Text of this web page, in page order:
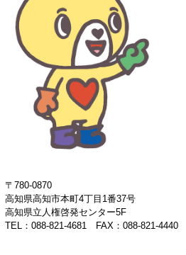
〒780-0870
高知県高知市本町4丁目1番37号
高知県立人権啓発センター5F
TEL：088-821-4681
FAX：088-821-4440